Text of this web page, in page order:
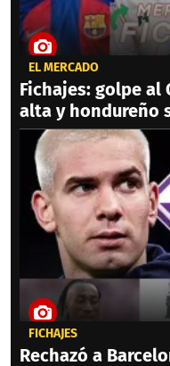
EL MERCADO
Fichajes: golpe al
alta y hondureño
FICHAJES
Rechazó a